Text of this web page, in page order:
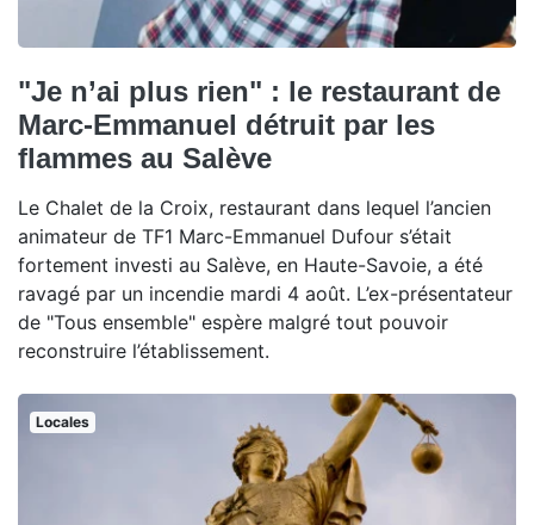
"Je n’ai plus rien" : le restaurant de
Marc-Emmanuel détruit par les
flammes au Salève
Le Chalet de la Croix, restaurant dans lequel l’ancien
animateur de TF1 Marc-Emmanuel Dufour s’était
fortement investi au Salève, en Haute-Savoie, a été
ravagé par un incendie mardi 4 août. L’ex-présentateur
de "Tous ensemble" espère malgré tout pouvoir
reconstruire l’établissement.
Locales